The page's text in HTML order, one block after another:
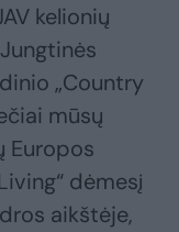
kelionių
„Country
mūsų
Europos
dėmesį
aikštėje,